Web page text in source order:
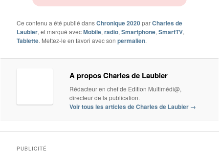
Ce contenu a été publié dansChronique 2020parCharles de
Laubier, et marqué avecMobile,radio,Smartphone,SmartTV,
Tablette. Mettez-le en favori avec sonpermalien.
A propos Charles de Laubier
Rédacteur en chef de Edition Multimédi@,
directeur de la publication.
Voir tous les articles de Charles de Laubier →
PUBLICITÉ